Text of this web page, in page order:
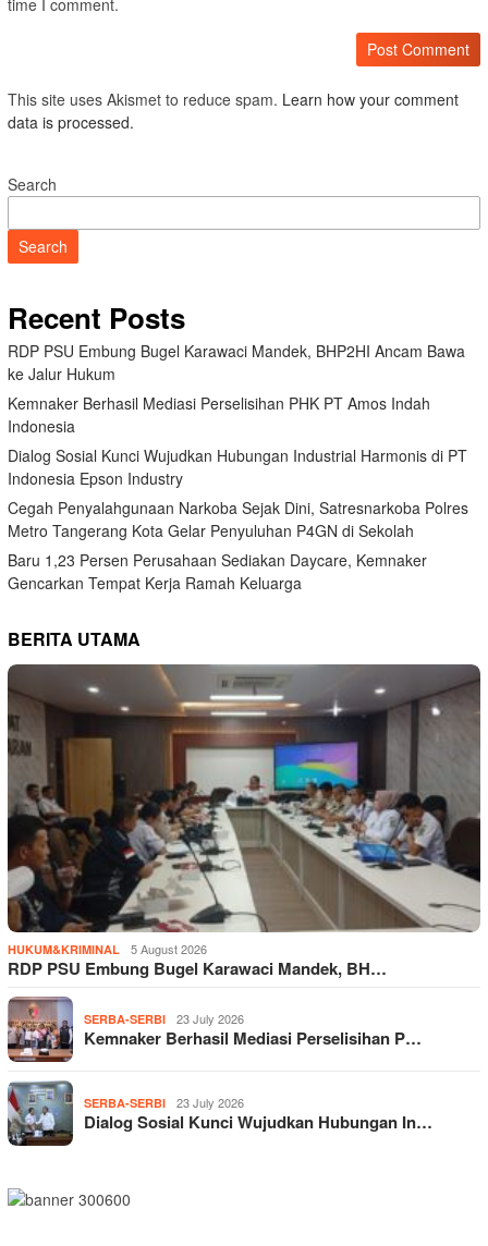
time I comment.
This site uses Akismet to reduce spam. Learn how your comment
data is processed.
Search
Search
Recent Posts
RDP PSU Embung Bugel Karawaci Mandek, BHP2HI Ancam Bawa
ke Jalur Hukum
Kemnaker Berhasil Mediasi Perselisihan PHK PT Amos Indah
Indonesia
Dialog Sosial Kunci Wujudkan Hubungan Industrial Harmonis di PT
Indonesia Epson Industry
Cegah Penyalahgunaan Narkoba Sejak Dini, Satresnarkoba Polres
Metro Tangerang Kota Gelar Penyuluhan P4GN di Sekolah
Baru 1,23 Persen Perusahaan Sediakan Daycare, Kemnaker
Gencarkan Tempat Kerja Ramah Keluarga
BERITA UTAMA
HUKUM&KRIMINAL 5 August 2026
RDP PSU Embung Bugel Karawaci Mandek, BH…
SERBA-SERBI 23 July 2026
Kemnaker Berhasil Mediasi Perselisihan P…
SERBA-SERBI 23 July 2026
Dialog Sosial Kunci Wujudkan Hubungan In…